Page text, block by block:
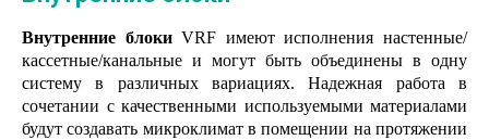
Внутренние блокиVRF имеют исполнения настенные/
кассетные/канальные и могут быть объединены в одну
систему в различных вариациях. Надежная работа в
сочетании с качественными используемыми материалами
будут создавать микроклимат в помещении на протяжении